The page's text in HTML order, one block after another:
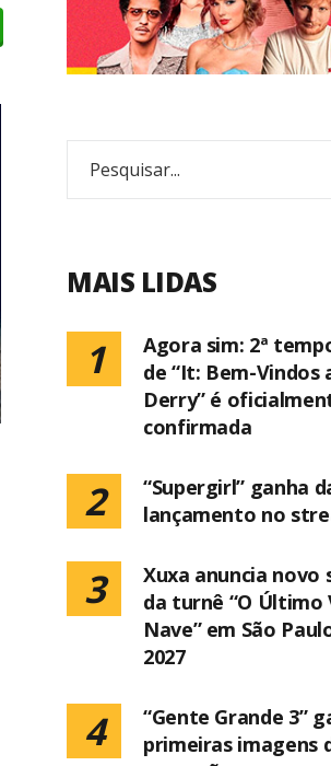
MAIS LIDAS
1
Agora sim: 2ª
de “It: Bem-Vindos
Derry” é
confirmada
2
“Supergirl” ganha
lançamento no
3
Xuxa anuncia novo
da turnê “O Último
Nave” em São
2027
4
“Gente Grande 3”
primeiras imagens